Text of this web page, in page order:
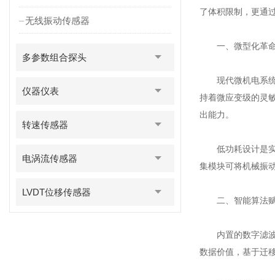
无线振动传感器
多参数组合探头
仪器仪表
转速传感器
电涡流传感器
LVDT位移传感器
了体积限制，更通
一、微型化革命
现代微机电系统
持着微应变级的灵
出能力。
低功耗设计是实
集模块可将机械振
二、智能算法赋
内置的数字滤波
数据价值，基于迁